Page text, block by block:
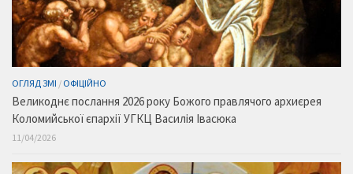
ОГЛЯД ЗМІ / ОФІЦІЙНО
Великоднє послання 2026 року Божого правлячого архиєрея
Коломийської єпархії УГКЦ Василія Івасюка
11/04/2026